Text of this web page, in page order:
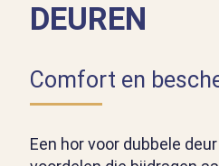
DEUREN
Comfort en
Een hor voor dubbele